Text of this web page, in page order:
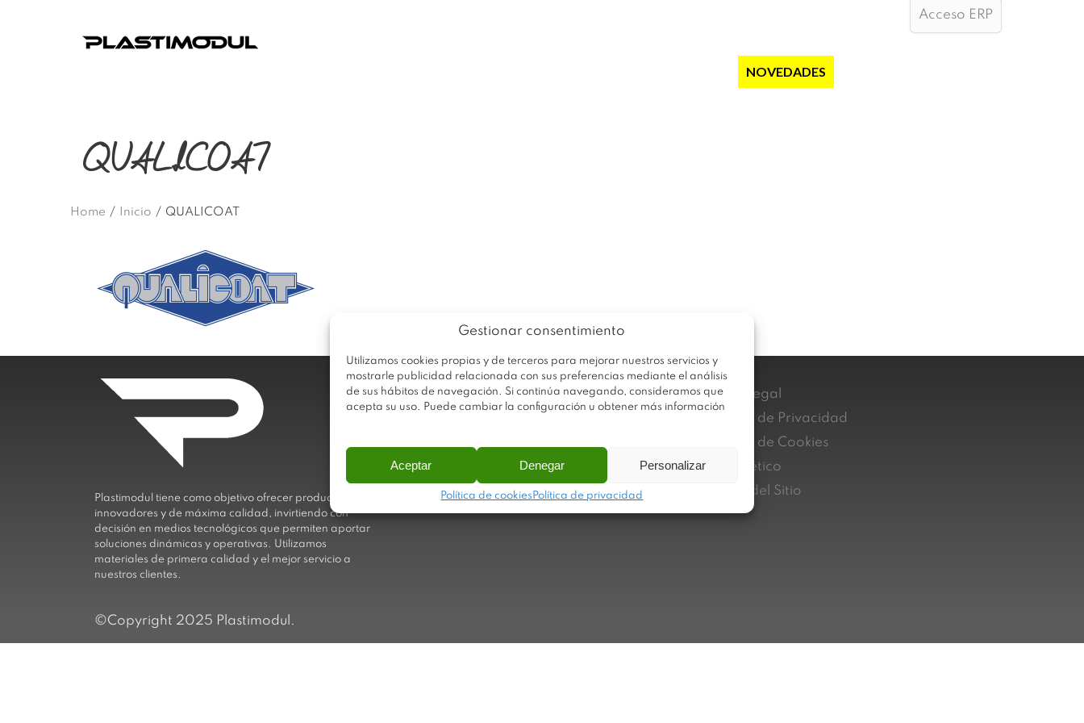
Gestionar consentimiento
Utilizamos cookies propias y de terceros para mejorar nuestros servicios y
mostrarle publicidad relacionada con sus preferencias mediante el análisis
de sus hábitos de navegación. Si continúa navegando, consideramos que
acepta su uso. Puede cambiar la configuración u obtener más información
Aceptar Denegar Personalizar
Política de cookies Política de privacidad
Acceso ERP
NOVEDADES
QUALICOAT
Home / Inicio / QUALICOAT
Plastimodul tiene como objetivo ofrecer productos
innovadores y de máxima calidad, invirtiendo con
decisión en medios tecnológicos que permiten aportar
soluciones dinámicas y operativas. Utilizamos
materiales de primera calidad y el mejor servicio a
nuestros clientes.
Trabaja con nosotros
Contacto
Aviso Legal
Política de Privacidad
Política de Cookies
Canal ético
Mapa del Sitio
©Copyright 2025 Plastimodul.